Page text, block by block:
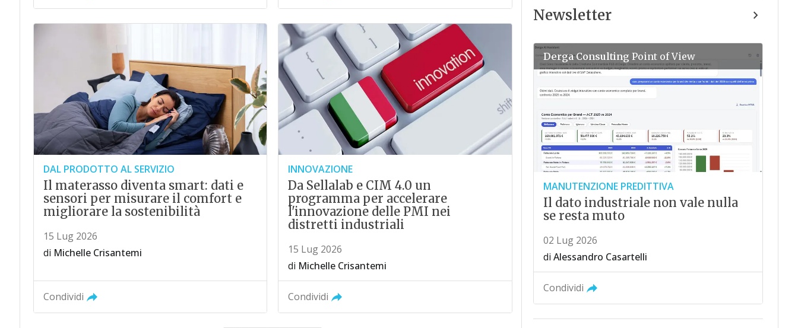
DAL PRODOTTO AL SERVIZIO
Il materasso diventa smart: dati e
sensori per misurare il comfort e
migliorare la sostenibilità
15 Lug 2026
di Michelle Crisantemi
Condividi
INNOVAZIONE
Da Sellalab e CIM 4.0 un
programma per accelerare
l'innovazione delle PMI nei
distretti industriali
15 Lug 2026
di Michelle Crisantemi
Condividi
Newsletter
Derga Consulting Point of View
MANUTENZIONE PREDITTIVA
Il dato industriale non vale nulla
se resta muto
02 Lug 2026
di Alessandro Casartelli
Condividi